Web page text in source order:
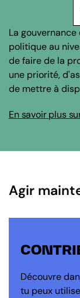
La
politique au
de faire de la
une priorité,
de mettre à
En savoir plus
Agir
Découvre
tu peux